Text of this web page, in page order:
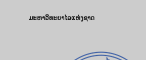
ມະຫາວິທະຍາໄລແຫ່ງຊາດ